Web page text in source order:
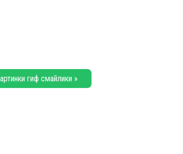
гиф смайлики »